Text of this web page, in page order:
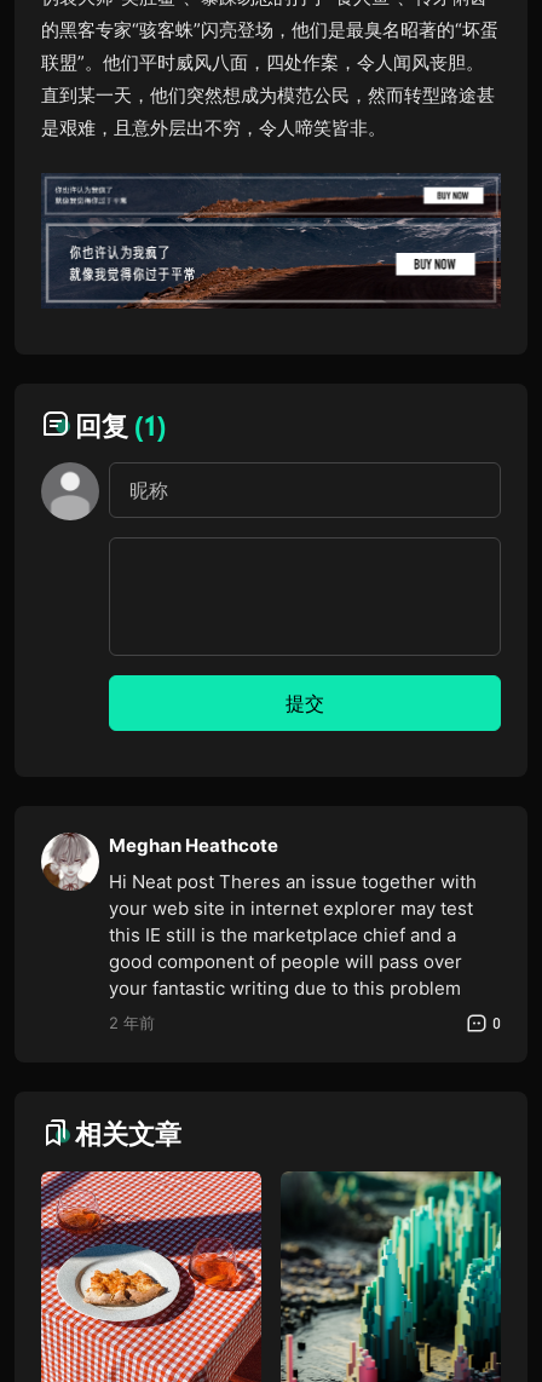
的黑客专家“骇客蛛”闪亮登场，他们是最臭名昭著的“坏蛋
联盟”。他们平时威风八面，四处作案，令人闻风丧胆。
直到某一天，他们突然想成为模范公民，然而转型路途甚
是艰难，且意外层出不穷，令人啼笑皆非。
回复 (1)
提交
Meghan Heathcote
Hi Neat post Theres an issue together with
your web site in internet explorer may test
this IE still is the marketplace chief and a
good component of people will pass over
your fantastic writing due to this problem
2 年前 0
相关文章